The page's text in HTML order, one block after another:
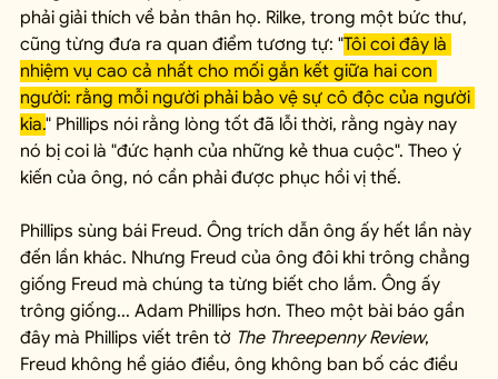
phải giải thích về bản thân họ. Rilke, trong một bức thư,
cũng từng đưa ra quan điểm tương tự: "Tôi coi đây là
nhiệm vụ cao cả nhất cho mối gắn kết giữa hai con
người: rằng mỗi người phải bảo vệ sự cô độc của người
kia." Phillips nói rằng lòng tốt đã lỗi thời, rằng ngày nay
nó bị coi là "đức hạnh của những kẻ thua cuộc". Theo ý
kiến của ông, nó cần phải được phục hồi vị thế.
Phillips sùng bái Freud. Ông trích dẫn ông ấy hết lần này
đến lần khác. Nhưng Freud của ông đôi khi trông chẳng
giống Freud mà chúng ta từng biết cho lắm. Ông ấy
trông giống... Adam Phillips hơn. Theo một bài báo gần
đây mà Phillips viết trên tờ The Threepenny Review,
Freud không hề giáo điều, ông không ban bố các điều